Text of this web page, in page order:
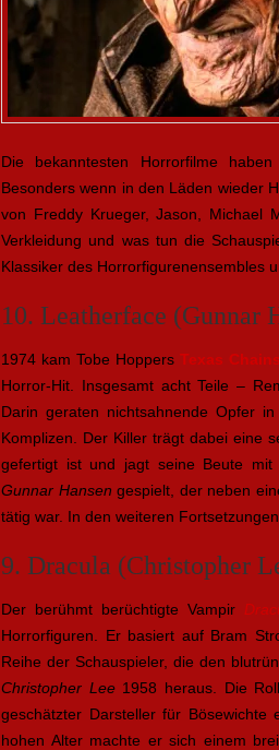
Die bekanntesten Horrorfilme
Besonders wenn in den Läden wieder
von Freddy Krueger, Jason, Michael
Verkleidung und was tun die
Klassiker des Horrorfigurenensembles
10. Leatherface (Gunnar
1974 kam Tobe Hoppers Texas
Horror-Hit. Insgesamt acht Teile –
Darin geraten nichtsahnende Opfer
Komplizen. Der Killer trägt dabei eine
gefertigt ist und jagt seine Beute
Gunnar Hansen gespielt, der neben
tätig war. In den weiteren
9. Dracula (Christopher
Der berühmt berüchtigte Vampir
Horrorfiguren. Er basiert auf Bram
Reihe der Schauspieler, die den
Christopher Lee1958 heraus. Die
geschätzter Darsteller für
hohen Alter machte er sich einem